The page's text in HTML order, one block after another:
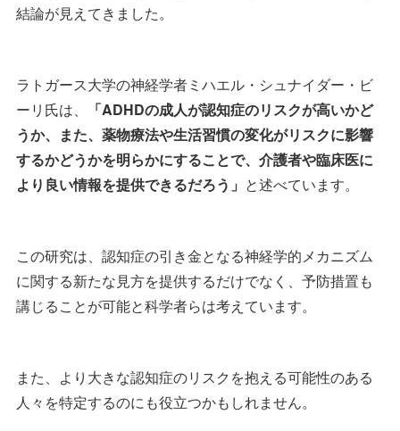
結論が見えてきました。
ラトガース大学の神経学者ミハエル・シュナイダー・ビ
ーリ氏は、
「ADHDの成人が認知症のリスクが高いかど
うか、また、薬物療法や生活習慣の変化がリスクに影響
するかどうかを明らかにすることで、介護者や臨床医に
より良い情報を提供できるだろう」 と述べています。
この研究は、認知症の引き金となる神経学的メカニズム
に関する新たな見方を提供するだけでなく、予防措置も
講じることが可能と科学者らは考えています。
また、より大きな認知症のリスクを抱える可能性のある
人々を特定するのにも役立つかもしれません。